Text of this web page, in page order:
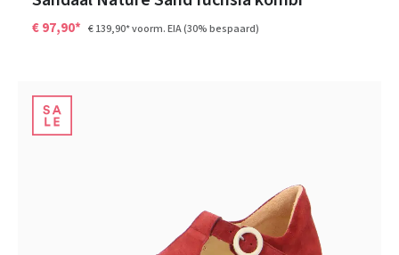
€ 97,90* € 139,90*voorm. EIA(30% bespaard)